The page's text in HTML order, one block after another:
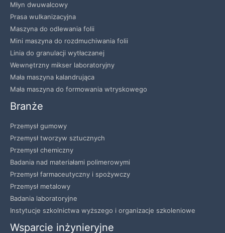
Młyn dwuwalcowy
Prasa wulkanizacyjna
Maszyna do odlewania folii
Mini maszyna do rozdmuchiwania folii
Linia do granulacji wytłaczanej
Wewnętrzny mikser laboratoryjny
Mała maszyna kalandrująca
Mała maszyna do formowania wtryskowego
Branże
Przemysł gumowy
Przemysł tworzyw sztucznych
Przemysł chemiczny
Badania nad materiałami polimerowymi
Przemysł farmaceutyczny i spożywczy
Przemysł metalowy
Badania laboratoryjne
Instytucje szkolnictwa wyższego i organizacje szkoleniowe
Wsparcie inżynieryjne